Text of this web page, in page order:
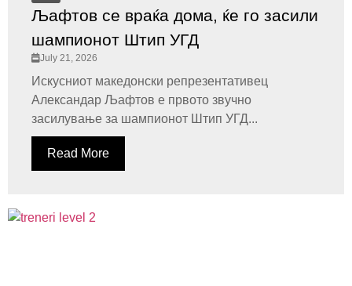
Љафтов се враќа дома, ќе го засили
шампионот Штип УГД
July 21, 2026
Искусниот македонски репрезентативец
Александар Љафтов е првото звучно
засилување за шампионот Штип УГД...
Read More